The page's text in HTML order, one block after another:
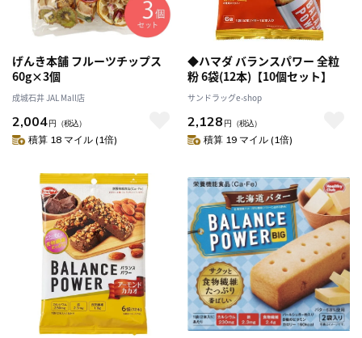
げんき本舗 フルーツチップス
60g×3個
成城石井 JAL Mall店
2,004円 （税込）
積算 18 マイル (1倍)
◆ハマダ バランスパワー 全粒
粉 6袋(12本)【10個セット】
サンドラッグe-shop
2,128 円 （税込）
積算 19 マイル (1倍)